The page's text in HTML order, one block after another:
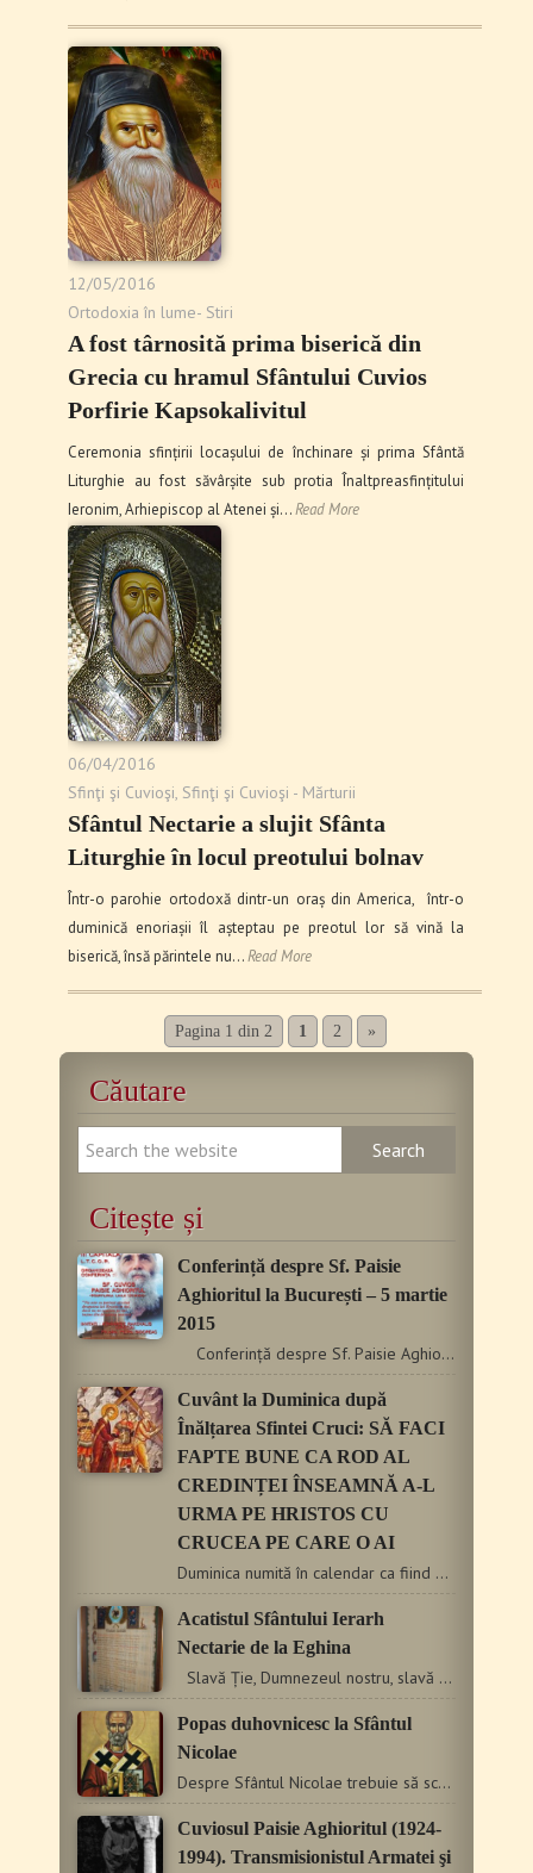
12/05/2016
Ortodoxia în lume- Stiri
A fost târnosită prima biserică din
Grecia cu hramul Sfântului Cuvios
Porfirie Kapsokalivitul
Ceremonia sfințirii locașului de închinare și prima Sfântă
Liturghie au fost săvârșite sub protia Înaltpreasfințitului
Ieronim, Arhiepiscop al Atenei și…Read More
06/04/2016
Sfinţi şi Cuvioşi, Sfinţi şi Cuvioşi - Mărturii
Sfântul Nectarie a slujit Sfânta
Liturghie în locul preotului bolnav
Într-o parohie ortodoxă dintr-un oraș din America, într-o
duminică enoriașii îl așteptau pe preotul lor să vină la
biserică, însă părintele nu…Read More
Pagina 1 din 2 1 2 »
Căutare
Citește și
Conferință despre Sf. Paisie
Aghioritul la București – 5 martie
2015
Conferință despre Sf. Paisie Aghioritul la București…
Cuvânt la Duminica după
Înălțarea Sfintei Cruci: SĂ FACI
FAPTE BUNE CA ROD AL
CREDINȚEI ÎNSEAMNĂ A-L
URMA PE HRISTOS CU
CRUCEA PE CARE O AI
Duminica numită în calendar ca fiind de după Înălţarea…
Acatistul Sfântului Ierarh
Nectarie de la Eghi­na
Slavă Ție, Dumnezeul nostru, slavă Ție. Împărate…
Popas duhovnicesc la Sfântul
Nicolae
Despre Sfântul Nicolae trebuie să scriem cu blânde cuvinte…
Cuviosul Paisie Aghioritul (1924-
1994). Transmisionistul Armatei şi